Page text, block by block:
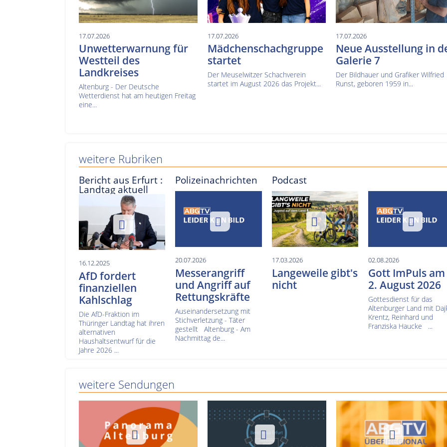
17.07.2026
Unwetterwarnung für
Westteil des
Landkreises
Altenburg - Der Deutsche
Wetterdienst hat am heutigen Freitag
eine...
17.07.2026
Mädchenschachgruppe
startet
Der Meuselwitzer Schachverein
startet im August 2026 das Projekt...
17.07.2026
Neue Ausstellung in
Galerie 7
Der Bildhauer und Grafiker Wilfried
Runst, geboren 1959 in...
weitere Rubriken
Bericht aus Erfurt :
Landtag aktuell
16.12.2025
AfD fordert
finanziellen
Kahlschlag
Die AfD-Fraktion im
Thüringer Landtag hat ihren
alternativen
Haushaltsentwurf für die
Jahre 2026 ...
Polizeinachrichten
20.07.2026
Messerangriff
und Angriff auf
Rettungskräfte
Auseinandersetzung mit
Stichverletzung - Täter
gestellt Altenburg - Am
Nachmittag de...
Podcast
17.03.2026
Langeweile gibt's
nicht
02.08.2026
Gott ImPuls am
2. August 2026
Gottesdienst für das
Altenburger Land mit
Krentz, Reinhard und
Franziska Haucke ...
weitere Sendungen